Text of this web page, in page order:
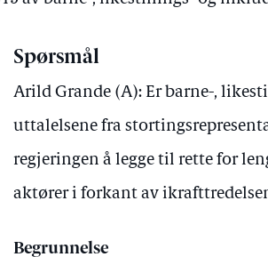
Spørsmål
Arild Grande (A): Er barne-,
uttalelsene fra
regjeringen å legge til rette for
aktører i forkant av
Begrunnelse